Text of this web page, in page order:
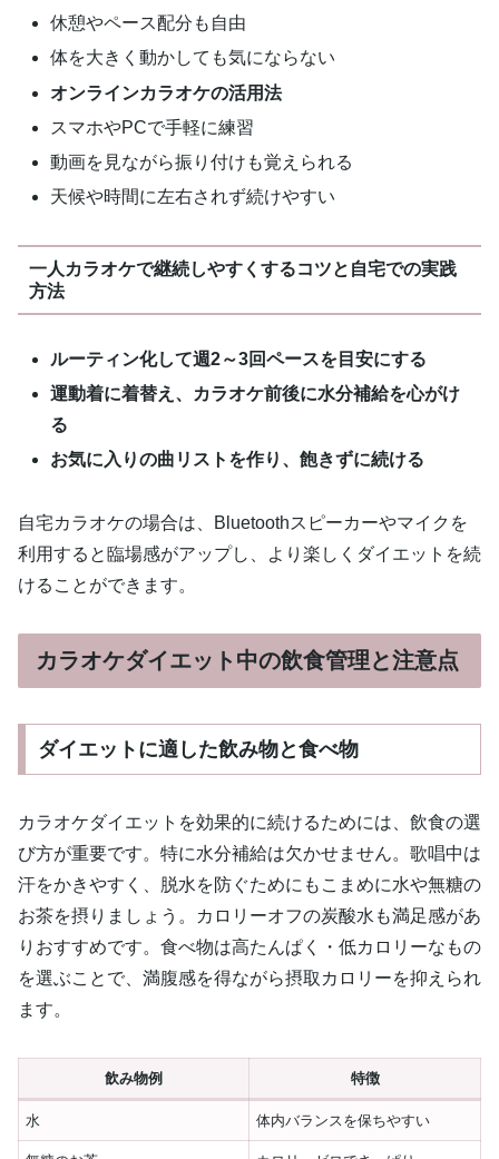
休憩やペース配分も自由
体を大きく動かしても気にならない
オンラインカラオケの活用法
スマホやPCで手軽に練習
動画を見ながら振り付けも覚えられる
天候や時間に左右されず続けやすい
一人カラオケで継続しやすくするコツと自宅での実践
方法
ルーティン化して週2～3回ペースを目安にする
運動着に着替え、カラオケ前後に水分補給を心がけ
る
お気に入りの曲リストを作り、飽きずに続ける
自宅カラオケの場合は、Bluetoothスピーカーやマイクを
利用すると臨場感がアップし、より楽しくダイエットを続
けることができます。
カラオケダイエット中の飲食管理と注意点
ダイエットに適した飲み物と食べ物
カラオケダイエットを効果的に続けるためには、飲食の選
び方が重要です。特に水分補給は欠かせません。歌唱中は
汗をかきやすく、脱水を防ぐためにもこまめに水や無糖の
お茶を摂りましょう。カロリーオフの炭酸水も満足感があ
りおすすめです。食べ物は高たんぱく・低カロリーなもの
を選ぶことで、満腹感を得ながら摂取カロリーを抑えられ
ます。
飲み物例 特徴
水 体内バランスを保ちやすい